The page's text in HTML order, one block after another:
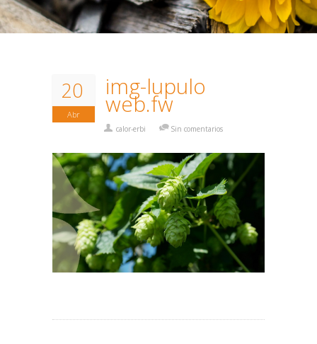
20
Abr
img-lupulo
web.fw
calor-erbi Sin comentarios